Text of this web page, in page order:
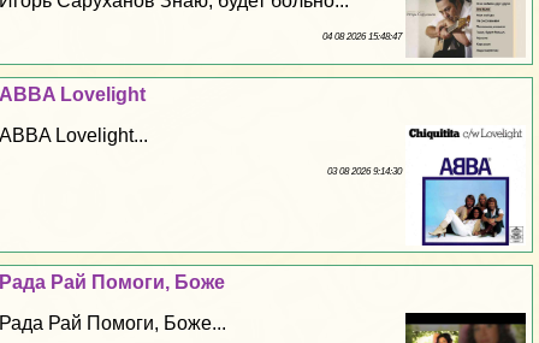
04 08 2026 15:48:47
ABBA Lovelight
ABBA Lovelight...
03 08 2026 9:14:30
Рада Рай Помоги, Боже
Рада Рай Помоги, Боже...